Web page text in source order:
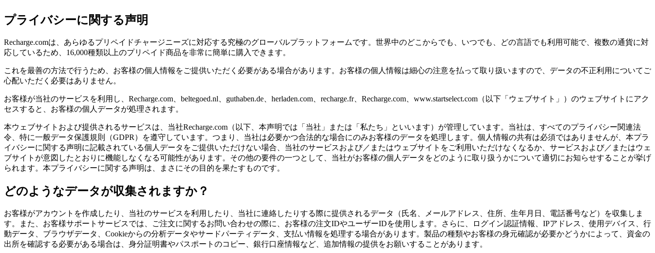
プライバシーに関する声明
Recharge.comは、あらゆるプリペイドチャージニーズに対応する究極のグローバルプラットフォームです。世界中のどこからでも、いつでも、どの言語でも利用可能で、複数の通貨に対
応しているため、16,000種類以上のプリペイド商品を非常に簡単に購入できます。
これを最善の方法で行うため、お客様の個人情報をご提供いただく必要がある場合があります。お客様の個人情報は細心の注意を払って取り扱いますので、データの不正利用についてご
心配いただく必要はありません。
お客様が当社のサービスを利用し、Recharge.com、beltegoed.nl、guthaben.de、herladen.com、recharge.fr、Recharge.com、www.startselect.com（以下「ウェブサイト」）のウェブサイトにアク
セスすると、お客様の個人データが処理されます。
本ウェブサイトおよび提供されるサービスは、当社Recharge.com（以下、本声明では「当社」または「私たち」といいます）が管理しています。当社は、すべてのプライバシー関連法
令、特に一般データ保護規則（GDPR）を遵守しています。つまり、当社は必要かつ合法的な場合にのみお客様のデータを処理します。個人情報の共有は必須ではありませんが、本プラ
イバシーに関する声明に記載されている個人データをご提供いただけない場合、当社のサービスおよび／またはウェブサイトをご利用いただけなくなるか、サービスおよび／またはウェ
ブサイトが意図したとおりに機能しなくなる可能性があります。その他の要件の一つとして、当社がお客様の個人データをどのように取り扱うかについて適切にお知らせすることが挙げ
られます。本プライバシーに関する声明は、まさにその目的を果たすものです。
どのようなデータが収集されますか？
お客様がアカウントを作成したり、当社のサービスを利用したり、当社に連絡したりする際に提供されるデータ（氏名、メールアドレス、住所、生年月日、電話番号など）を収集しま
す。また、お客様サポートサービスでは、ご注文に関するお問い合わせの際に、お客様の注文IDやユーザーIDを使用します。さらに、ログイン認証情報、IPアドレス、使用デバイス、行
動データ、ブラウザデータ、Cookieからの分析データやサードパーティデータ、支払い情報を処理する場合があります。製品の種類やお客様の身元確認が必要かどうかによって、資金の
出所を確認する必要がある場合は、身分証明書やパスポートのコピー、銀行口座情報など、追加情報の提供をお願いすることがあります。